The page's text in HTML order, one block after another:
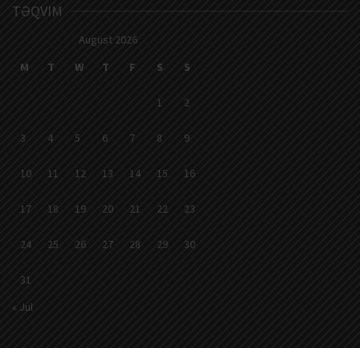
TƏQVIM
August 2026
M
T W T F S S
1 2
3 4 5 6 7 8 9
10 11 12 13 14 15 16
17 18 19 20 21 22 23
24 25 26 27 28 29 30
31
« Jul